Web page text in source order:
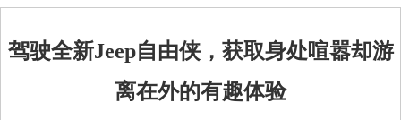
驾驶全新Jeep自由侠，获取身处喧嚣却游
离在外的有趣体验